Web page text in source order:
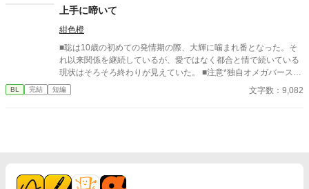
たと知る。 「戻ってきてくれ」 今さら必死に追いかけてくる玲
司。 だが湊の隣には、自分を支え続けてくれた医師のα・神崎伊
織がいた。 「あなたは俺を捨てたでしょう」 後悔に苦しむα、執
着する第二のα、そして希少Ωを巡る陰謀。 もう二度と傷つきた
くないΩが最後に選ぶ相手とは――。 捨てた側の後悔と執着が加
速する、すれ違いオメガバースBL。
上手に啼いて
紺色橙
■聡は10歳の初めての発情期の際、大輝に噛まれ番となった。そ
れ以来関係を継続しているが、愛ではなく都合と情で続いている
現状はそろそろ終わりが見えていた。 ■注意*独自オメガバース設
定。■『それは愛か本能か』と同じ世界設定です。関係は一切な
し。
BL 完結 短編 文字数：9,082